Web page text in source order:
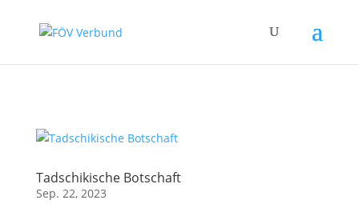
Tadschikische Botschaft
Sep. 22, 2023